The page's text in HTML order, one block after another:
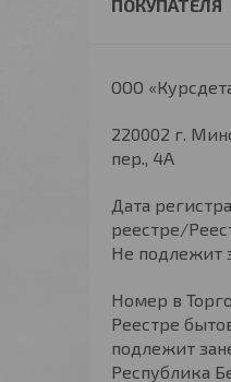
ПОКУПАТЕЛЯ
ООО
220002 г.
пер., 4А
Дата
реестре/
Не подлежит
Номер в
Реестре
подлежит
Республика